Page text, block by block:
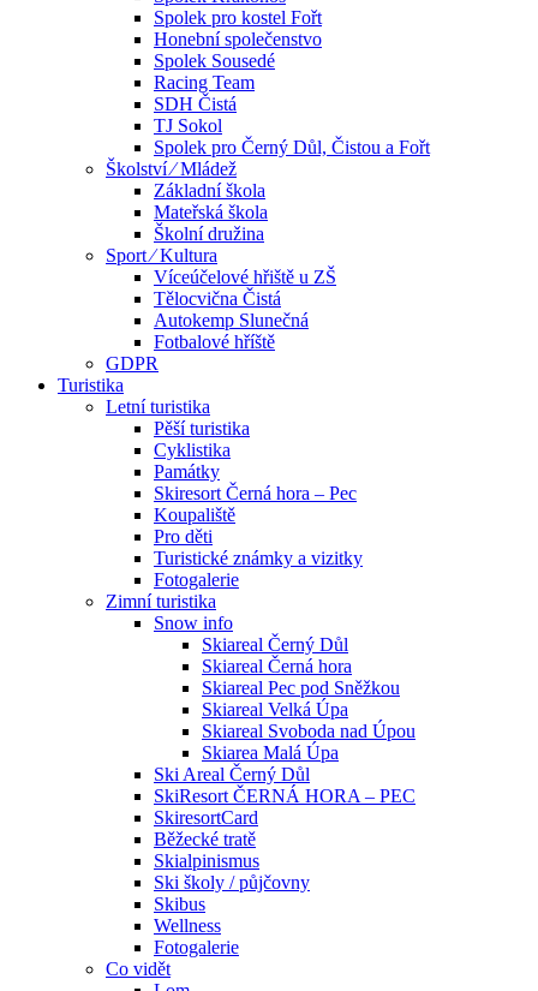
Spolek pro kostel Fořt
Honební společenstvo
Spolek Sousedé
Racing Team
SDH Čistá
TJ Sokol
Spolek pro Černý Důl, Čistou a Fořt
Školství ⁄ Mládež
Základní škola
Mateřská škola
Školní družina
Sport ⁄ Kultura
Víceúčelové hřiště u ZŠ
Tělocvična Čistá
Autokemp Slunečná
Fotbalové hříště
GDPR
Turistika
Letní turistika
Pěší turistika
Cyklistika
Památky
Skiresort Černá hora – Pec
Koupaliště
Pro děti
Turistické známky a vizitky
Fotogalerie
Zimní turistika
Snow info
Skiareal Černý Důl
Skiareal Černá hora
Skiareal Pec pod Sněžkou
Skiareal Velká Úpa
Skiareal Svoboda nad Úpou
Skiarea Malá Úpa
Ski Areal Černý Důl
SkiResort ČERNÁ HORA – PEC
SkiresortCard
Běžecké tratě
Skialpinismus
Ski školy / půjčovny
Skibus
Wellness
Fotogalerie
Co vidět